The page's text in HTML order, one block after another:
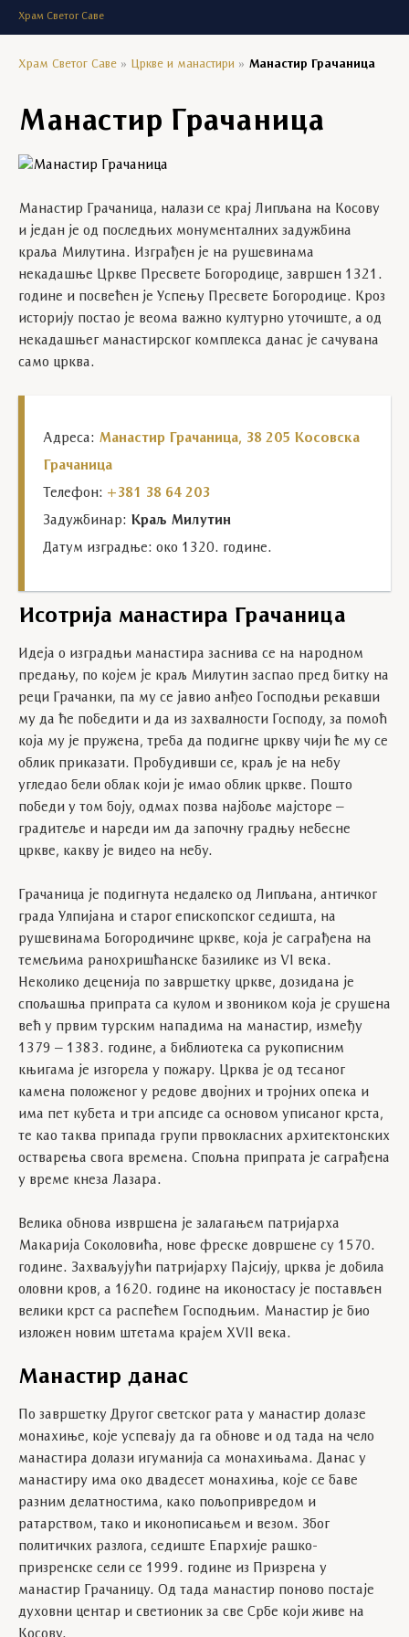
Храм Светог Саве
Храм Светог Саве » Цркве и манастири » Манастир Грачаница
Манастир Грачаница
Манастир Грачаница, налази се крај Липљана на Косову
и један је од последњих монументалних задужбина
краља Милутина. Изграђен је на рушевинама
некадашње Цркве Пресвете Богородице, завршен 1321.
године и посвећен је Успењу Пресвете Богородице. Кроз
историју постао је веома важно културно уточиште, а од
некадашњег манастирског комплекса данас је сачувана
само црква.
Адреса: Манастир Грачаница, 38 205 Косовска
Грачаница
Телефон: +381 38 64 203
Задужбинар: Краљ Милутин
Датум изградње: око 1320. године.
Исотрија манастира Грачаница
Идеја о изградњи манастира заснива се на народном
предању, по којем је краљ Милутин заспао пред битку на
реци Грачанки, па му се јавио анђео Господњи рекавши
му да ће победити и да из захвалности Господу, за помоћ
која му је пружена, треба да подигне цркву чији ће му се
облик приказати. Пробудивши се, краљ је на небу
угледао бели облак који је имао облик цркве. Пошто
победи у том боју, одмах позва најбоље мајсторе –
градитеље и нареди им да започну градњу небесне
цркве, какву је видeо на небу.
Грачаница је подигнута недалеко од Липљана, античког
града Улпијана и старог епископског седишта, на
рушевинама Богородичине цркве, која је саграђена на
темељима ранохришћанске базилике из VI века.
Неколико деценија по завршетку цркве, дозидана је
спољашња припрата са кулом и звоником која је срушена
већ у првим турским нападима на манастир, између
1379 – 1383. године, а библиотека са рукописним
књигама је изгорела у пожару. Црква је од тесаног
камена положеног у редове двојних и тројних опека и
има пет кубета и три апсиде са основом уписаног крста,
те као таква припада групи првокласних архитектонских
остварења свога времена. Спољна припрата је саграђена
у време кнеза Лазара.
Велика обнова извршена је залагањем патријарха
Макарија Соколовића, нове фреске довршене су 1570.
године. Захваљујући патријарху Пајсију, црква је добила
оловни кров, а 1620. године на иконостасу је постављен
велики крст са распећем Господњим. Манастир је био
изложен новим штетама крајем XVII века.
Манастир данас
По завршетку Другог светског рата у манастир долазе
монахиње, које успевају да га обнове и од тада на чело
манастира долази игуманија са монахињама. Данас у
манастиру има око двадесет монахиња, које се баве
разним делатностима, како пољопривредом и
ратарством, тако и иконописањем и везом. Због
политичких разлога, седиште Епархије рашко-
призренске сели се 1999. године из Призрена у
манастир Грачаницу. Од тада манастир поново постаје
духовни центар и светионик за све Србе који живе на